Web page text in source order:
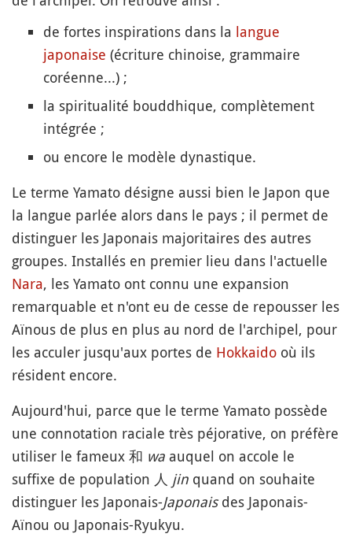
de fortes inspirations dans la langue
japonaise (écriture chinoise, grammaire
coréenne...) ;
la spiritualité bouddhique, complètement
intégrée ;
ou encore le modèle dynastique.
Le terme Yamato désigne aussi bien le Japon que
la langue parlée alors dans le pays ; il permet de
distinguer les Japonais majoritaires des autres
groupes. Installés en premier lieu dans l'actuelle
Nara, les Yamato ont connu une expansion
remarquable et n'ont eu de cesse de repousser les
Aïnous de plus en plus au nord de l'archipel, pour
les acculer jusqu'aux portes de Hokkaido où ils
résident encore.
Aujourd'hui, parce que le terme Yamato possède
une connotation raciale très péjorative, on préfère
utiliser le fameux 和 wa auquel on accole le
suffixe de population 人 jin quand on souhaite
distinguer les Japonais-Japonaisdes Japonais-
Aïnou ou Japonais-Ryukyu.